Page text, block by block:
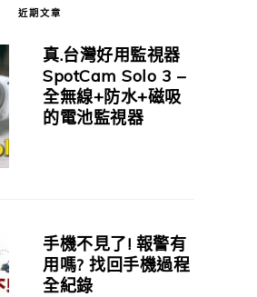
近期文章
真.台灣好用監視器
SpotCam Solo 3 –
全無線+防水+磁吸
的電池監視器
手機不見了! 報警有
用嗎? 找回手機過程
全紀錄